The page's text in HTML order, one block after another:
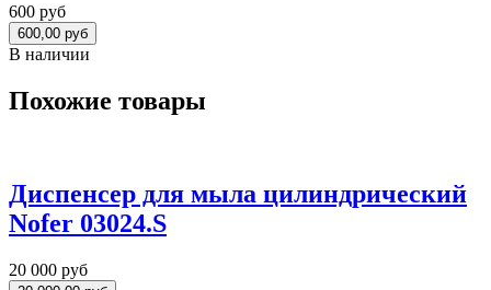
600 руб
В наличии
Похожие товары
Диспенсер для мыла цилиндрический
Nofer 03024.S
20 000 руб